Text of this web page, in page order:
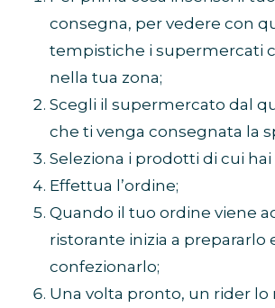
consegna, per vedere con
tempistiche i supermercati
nella tua zona;
Scegli il supermercato dal
che ti venga consegnata la
Seleziona i prodotti di cui
Effettua l’ordine;
Quando il tuo ordine viene
ristorante inizia a prepararlo
confezionarlo;
Una volta pronto, un rider lo